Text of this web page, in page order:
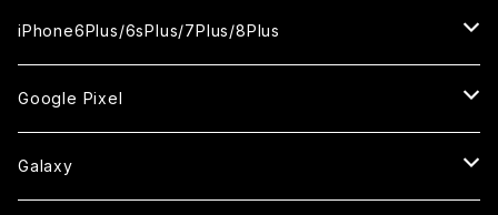
セラミックフィルム
セラミックフィルム
ガラスフィルム
セラミックフィルム
セラミックフィルム
ガラスフィルム
セラミックフィルム
iPhoneXR
ガラスフィルム
セラミックフィルム
iPhoneXSMax
ガラスフィルム
ガラスフィルム
ケース
iPhoneSE2
ガラスフィルム
ケース
iPhone8
ガラスフィルム
セラミックフィルム
iPhone7
ガラスフィルム
iPhone6s
iPhone6Plus/6sPlus/7Plus/8Plus
iPhone6Plus
ガラスフィルム
iPhone6sPlus
Google Pixel
ガラスフィルム
Galaxy